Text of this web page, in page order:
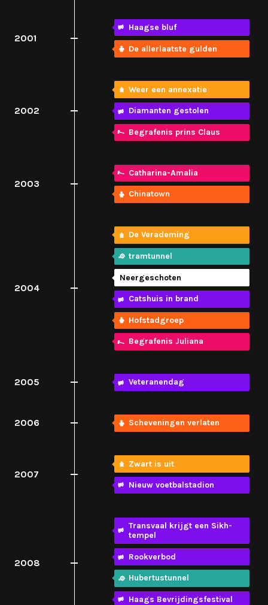
2001
Haagse bluf
De allerlaatste gulden
2002
Weer een annexatie
Diamanten gestolen
Begrafenis prins Claus
2003
Catharina-Amalia
Chinatown
2004
De Verademing
tramtunnel
Neergeschoten
Catshuis in brand
Hofstadgroep
Begrafenis Juliana
2005 Veteranendag
2006 Scheveningen verlaten
2007
Zwart is uit
Nieuw voetbalstadion
2008
Transvaal krijgt een Sikh-
tempel
Rookverbod
Hubertustunnel
Haags Bevrijdingsfestival